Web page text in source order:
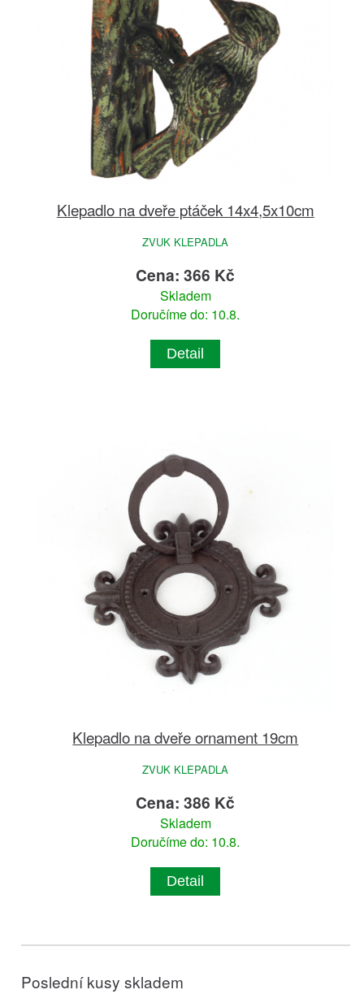
Klepadlo na dveře ptáček 14x4,5x10cm
ZVUK KLEPADLA
Cena: 366 Kč
Skladem
Doručíme do: 10.8.
Detail
Klepadlo na dveře ornament 19cm
ZVUK KLEPADLA
Cena: 386 Kč
Skladem
Doručíme do: 10.8.
Detail
Poslední kusy skladem